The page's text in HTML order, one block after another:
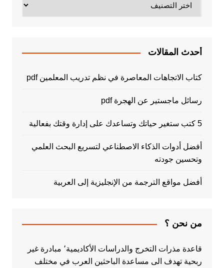
أحدث المقالات
كتاب الاتجاهات المعاصرة في نظم تدريب المعلمين pdf
رسائل ماجستير عن الهجرة pdf
5 كتب ستغير حياتك وتساعدك على إدارة وقتك بفعالية
أفضل أدوات الذكاء الاصطناعي لتسريع البحث العلمي
وتحسين جودته
أفضل مواقع الترجمة من الإنجليزية إلى العربية
من نحن ؟
قاعدة مذرات التخرج والدراسات الأكاديمية٬ مبادرة غير
ربحية تهدف الى مساعدة الباحثين العرب في مختلف